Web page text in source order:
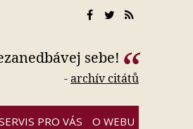
sebe!
-archív citátů
PRO VÁS O WEBU